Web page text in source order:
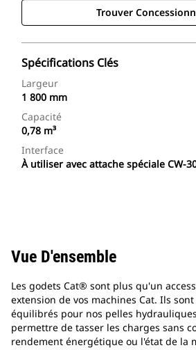
Trouver
Spécifications Clés
Largeur
1 800 mm
Capacité
0,78 m³
Interface
À utiliser avec attache spéciale CW-
Vue D'ensemble
Les godets Cat® sont plus qu'un
extension de vos machines Cat. Ils
équilibrés pour nos pelles
permettre de tasser les charges sans
rendement énergétique ou l'état de la